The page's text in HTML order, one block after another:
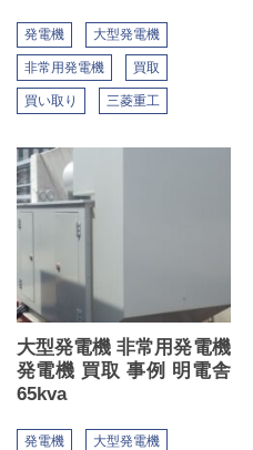
発電機 大型発電機
非常用発電機 買取
買い取り 三菱重工
大型発電機 非常用発電機
発電機 買取 事例 明電舎
65kva
発電機 大型発電機